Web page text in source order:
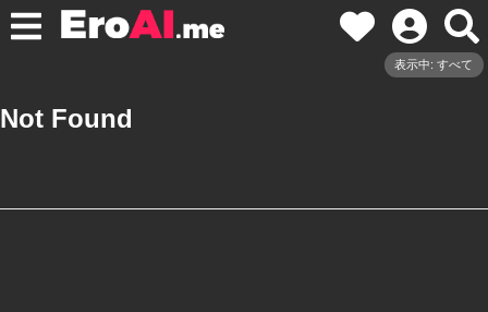
表示中: すべて
Not Found